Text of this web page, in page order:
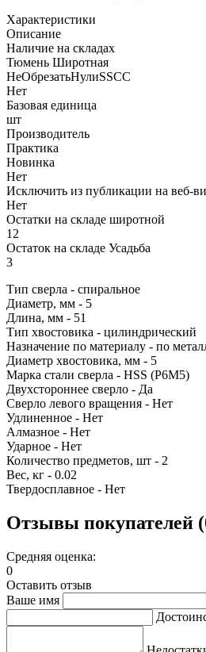
Характеристики
Описание
Наличие на складах
Тюмень Широтная
НеОбрезатьНулиSSCC
Нет
Базовая единица
шт
Производитель
Практика
Новинка
Нет
Исключить из публикации на веб-
Нет
Остатки на складе широтной
12
Остаток на складе Усадьба
3
Тип сверла - спиральное
Диаметр, мм - 5
Длина, мм - 51
Тип хвостовика - цилиндрический
Назначение по материалу - по
Диаметр хвостовика, мм - 5
Марка стали сверла - HSS (P6M5)
Двухстороннее сверло - Да
Сверло левого вращения - Нет
Удлиненное - Нет
Алмазное - Нет
Ударное - Нет
Количество предметов, шт - 2
Вес, кг - 0.02
Твердосплавное - Нет
Отзывы покупателей
Средняя оценка:
0
Оставить отзыв
Ваше имя